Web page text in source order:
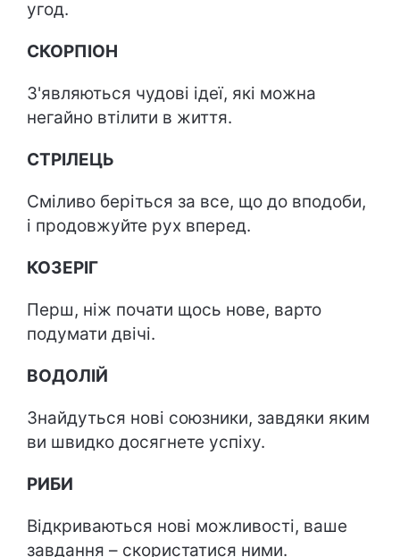
угод.
СКОРПІОН
З'являються чудові ідеї, які можна
негайно втілити в життя.
СТРІЛЕЦЬ
Сміливо беріться за все, що до вподоби,
і продовжуйте рух вперед.
КОЗЕРІГ
Перш, ніж почати щось нове, варто
подумати двічі.
ВОДОЛІЙ
Знайдуться нові союзники, завдяки яким
ви швидко досягнете успіху.
РИБИ
Відкриваються нові можливості, ваше
завдання – скористатися ними.